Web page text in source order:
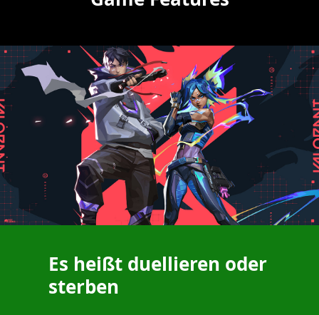
Es heißt duellieren oder
sterben